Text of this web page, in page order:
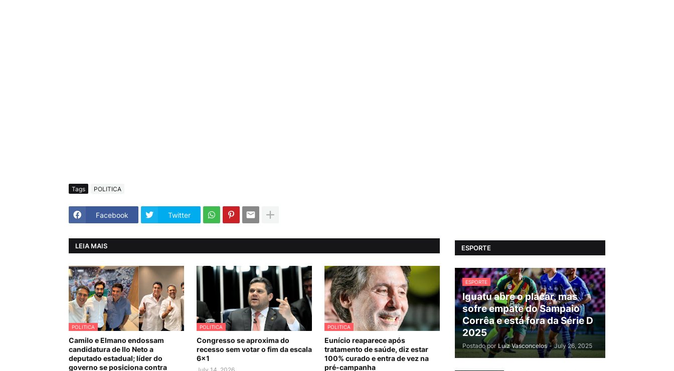
Tags POLITICA
Facebook Twitter
LEIA MAIS
POLITICA
Camilo e Elmano endossam
candidatura de Ilo Neto a
deputado estadual; líder do
governo se posiciona contra
POLITICA
Congresso se aproxima do
recesso sem votar o fim da escala
6×1
POLITICA
Eunício reaparece após
tratamento de saúde, diz estar
100% curado e entra de vez na
pré-campanha
ESPORTE
ESPORTE
Iguatu abre o placar, mas
sofre empate do Sampaio
Corrêa e está fora da Série D
2025
Postado por Luiz Vasconcelos - July 26, 2025